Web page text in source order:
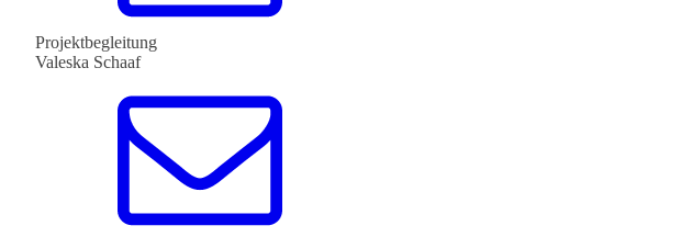
Projektbegleitung
Valeska Schaaf